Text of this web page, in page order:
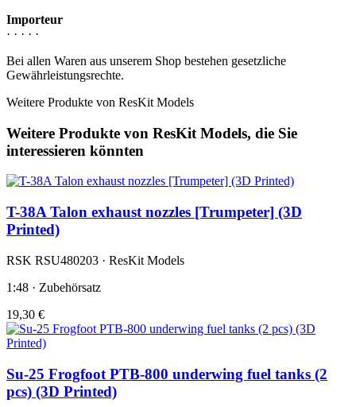
Importeur
· · · · ·
Bei allen Waren aus unserem Shop bestehen gesetzliche
Gewährleistungsrechte.
Weitere Produkte von ResKit Models
Weitere Produkte von ResKit Models, die Sie
interessieren könnten
T-38A Talon exhaust nozzles [Trumpeter] (3D
Printed)
RSK RSU480203 · ResKit Models
1:48 · Zubehörsatz
19,30 €
Su-25 Frogfoot PTB-800 underwing fuel tanks (2
pcs) (3D Printed)